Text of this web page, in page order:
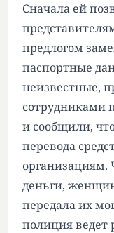
Сначала ей
предлогом
паспортные
неизвестные,
сотрудниками
и сообщили,
перевода
деньги,
передала их
полиция ведет